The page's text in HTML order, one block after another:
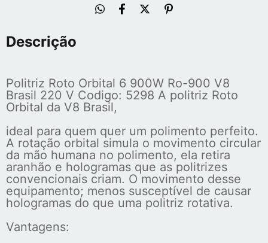
Descrição
Politriz Roto Orbital 6 900W Ro-900 V8
Brasil 220 V Codigo: 5298 A politriz Roto
Orbital da V8 Brasil,
ideal para quem quer um polimento perfeito.
A rotação orbital simula o movimento circular
da mão humana no polimento, ela retira
aranhão e hologramas que as politrizes
convencionais criam. O movimento desse
equipamento; menos susceptível de causar
hologramas do que uma politriz rotativa.
Vantagens: